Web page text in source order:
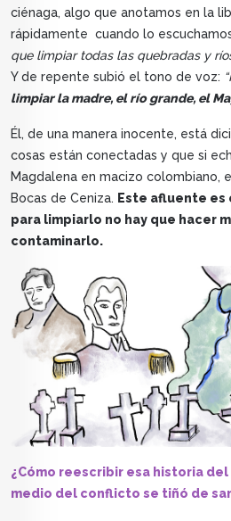
ciénaga, algo que anotamos en la
rápidamente cuando lo
que limpiar todas las quebradas y
Y de repente subió el tono de voz:
limpiar la madre, el río grande, el
Él, de una manera inocente, está
cosas están conectadas y que si
Magdalena en macizo colombiano,
Bocas de Ceniza. Este afluente es
para limpiarlo no hay que hacer
contaminarlo.
¿Cómo reescribir esa historia
medio del conflicto se tiñó de